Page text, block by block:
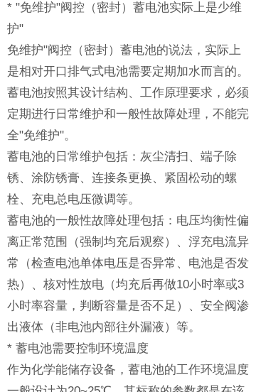
* "免维护"阀控（密封）蓄电池实际上是少维
护"
免维护"阀控（密封）蓄电池的说法，实际上
是相对开口排气式电池需要定期加水而言的。
蓄电池按照其设计结构、工作原理要求，必须
定期进行日常维护和一般性故障处理，不能完
全"免维护"。
蓄电池的日常维护包括：灰尘清扫、端子除
锈、涂防锈膏、连接条更换、紧固松动的螺
栓、充电总电压微调等。
蓄电池的一般性故障处理包括：电压均衡性偏
离正常范围（强制均充后观察）、浮充电流异
常（检查电池单体电压是否异常、电池是否发
热）、核对性放电（均充后再做10小时率或3
小时率容量，判断容量是否不足）、安全阀渗
出液体（非电池内部往外漏液）等。
* 蓄电池需要控制环境温度
作为化学能储存设备，蓄电池的工作环境温度